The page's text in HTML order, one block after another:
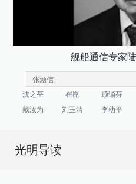
舰船通信专家
沈之荃 崔崑 顾诵芬
戴汝为
刘玉清 李幼平
光明导读